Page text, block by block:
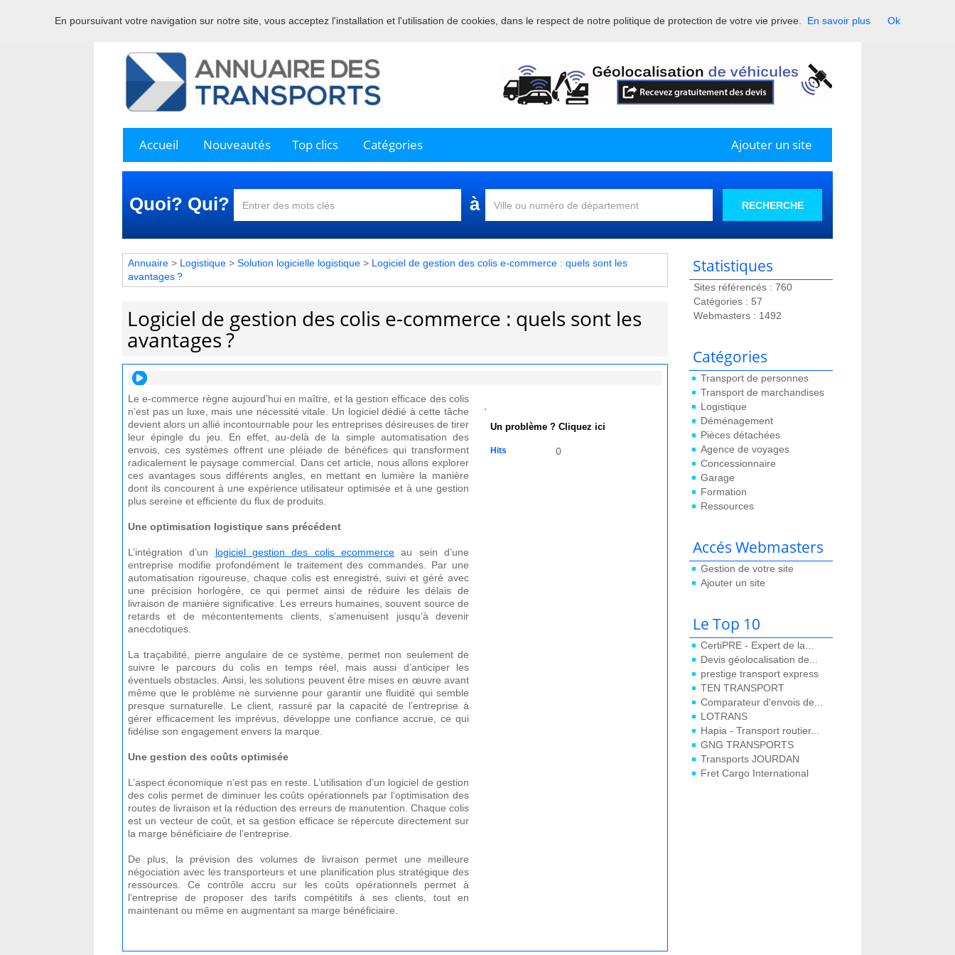
Bienvenue sur l'annuaire professionnel du transport et de la la logistique en France.
Accueil Nouveautés Top clics Catégories Ajouter un site
Quoi? Qui? à RECHERCHE
Statistiques
Sites référencés : 760
Catégories : 57
Webmasters : 1492
Catégories
Transport de personnes
Transport de marchandises
Logistique
Déménagement
Pièces détachées
Agence de voyages
Concessionnaire
Garage
Formation
Ressources
Accés Webmasters
Gestion de votre site
Ajouter un site
Le Top 10
CertiPRE - Expert de la...
Devis géolocalisation de...
prestige transport express
TEN TRANSPORT
Comparateur d'envois de...
LOTRANS
Hapia - Transport routier...
GNG TRANSPORTS
Transports JOURDAN
Fret Cargo International
Annuaire > Logistique > Solution logicielle logistique > Logiciel de gestion des colis e-commerce : quels sont les
avantages ?
Logiciel de gestion des colis e-commerce : quels sont les
avantages ?
Le e-commerce règne aujourd’hui en maître, et la gestion efficace des colis
n’est pas un luxe, mais une nécessité vitale. Un logiciel dédié à cette tâche
devient alors un allié incontournable pour les entreprises désireuses de tirer
leur épingle du jeu. En effet, au-delà de la simple automatisation des
envois, ces systèmes offrent une pléiade de bénéfices qui transforment
radicalement le paysage commercial. Dans cet article, nous allons explorer
ces avantages sous différents angles, en mettant en lumière la manière
dont ils concourent à une expérience utilisateur optimisée et à une gestion
plus sereine et efficiente du flux de produits.
Une optimisation logistique sans précédent
L’intégration d’un logiciel gestion des colis ecommerce au sein d’une
entreprise modifie profondément le traitement des commandes. Par une
automatisation rigoureuse, chaque colis est enregistré, suivi et géré avec
une précision horlogère, ce qui permet ainsi de réduire les délais de
livraison de manière significative. Les erreurs humaines, souvent source de
retards et de mécontentements clients, s’amenuisent jusqu’à devenir
anecdotiques.
La traçabilité, pierre angulaire de ce système, permet non seulement de
suivre le parcours du colis en temps réel, mais aussi d’anticiper les
éventuels obstacles. Ainsi, les solutions peuvent être mises en œuvre avant
même que le problème ne survienne pour garantir une fluidité qui semble
presque surnaturelle. Le client, rassuré par la capacité de l’entreprise à
gérer efficacement les imprévus, développe une confiance accrue, ce qui
fidélise son engagement envers la marque.
Une gestion des coûts optimisée
L’aspect économique n’est pas en reste. L’utilisation d’un logiciel de gestion
des colis permet de diminuer les coûts opérationnels par l’optimisation des
routes de livraison et la réduction des erreurs de manutention. Chaque colis
est un vecteur de coût, et sa gestion efficace se répercute directement sur
la marge bénéficiaire de l’entreprise.
De plus, la prévision des volumes de livraison permet une meilleure
négociation avec les transporteurs et une planification plus stratégique des
ressources. Ce contrôle accru sur les coûts opérationnels permet à
l’entreprise de proposer des tarifs compétitifs à ses clients, tout en
maintenant ou même en augmentant sa marge bénéficiaire.
Un problème ? Cliquez ici
Hits 0
En poursuivant votre navigation sur notre site, vous acceptez l'installation et l'utilisation de cookies, dans le respect de notre politique de protection de votre vie privee. En savoir plus Ok